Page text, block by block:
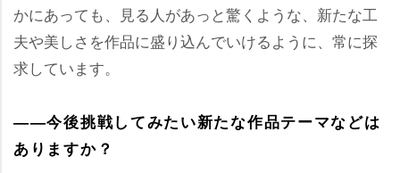
かにあっても、見る人があっと驚くような、新たな工
夫や美しさを作品に盛り込んでいけるように、常に探
求しています。
――今後挑戦してみたい新たな作品テーマなどは
ありますか？